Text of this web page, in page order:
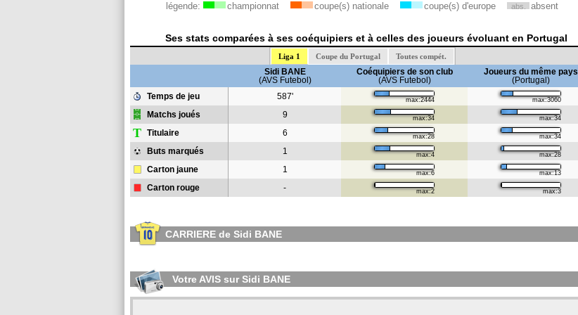
légende: championnat coupe(s) nationale coupe(s) d'europe abs. absent
Ses stats comparées à ses coéquipiers et à celles des joueurs évoluant en Portugal
Liga 1 Coupe du Portugal Toutes compét.
Sidi BANE
(AVS Futebol)
Coéquipiers de son club
(AVS Futebol)
Joueurs du même pays
(Portugal)
Temps de jeu
587' max:2444 max:3060
Matchs joués 9 max:34 max:34
T Titulaire 6 max:28 max:34
Buts marqués 1 max:4 max:28
Carton jaune 1 max:6 max:13
Carton rouge - max:2 max:3
CARRIERE de Sidi BANE
Votre AVIS sur Sidi BANE